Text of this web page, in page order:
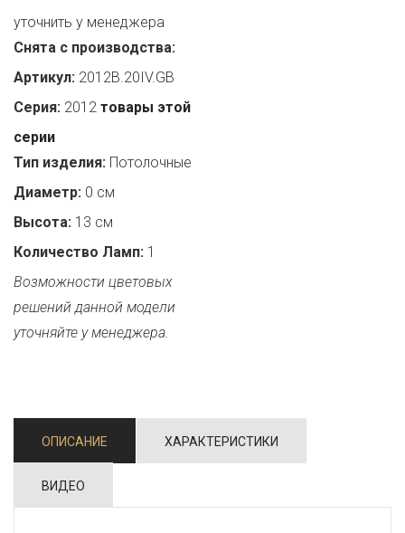
уточнить у менеджера
Снята с производства:
Артикул: 2012B.20IV.GB
Серия: 2012 товары этой
серии
Тип изделия: Потолочные
Диаметр: 0 см
Высота: 13 см
Количество Ламп: 1
Возможности цветовых
решений данной модели
уточняйте у менеджера.
ОПИСАНИЕ ХАРАКТЕРИСТИКИ
ВИДЕО